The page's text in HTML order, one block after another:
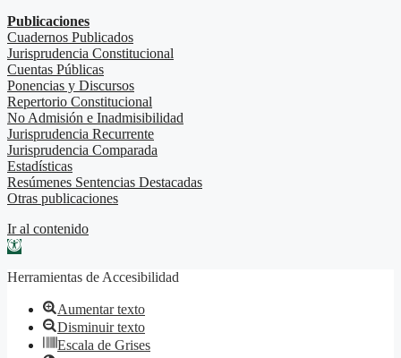
Publicaciones
Cuadernos Publicados
Jurisprudencia Constitucional
Cuentas Públicas
Ponencias y Discursos
Repertorio Constitucional
No Admisión e Inadmisibilidad
Jurisprudencia Recurrente
Jurisprudencia Comparada
Estadísticas
Resúmenes Sentencias Destacadas
Otras publicaciones
Ir al contenido
Abrir barra de herramientas
Herramientas de Accesibilidad
Aumentar texto
Disminuir texto
Escala de Grises